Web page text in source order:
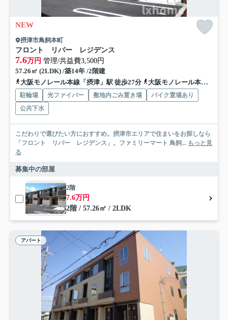
NEW
摂津市鳥飼本町
フロント リバー レジデンス
7.6万円 管理/共益費3,500円
57.26㎡ (2LDK) /築14年 /2階建
大阪モノレール本線「摂津」駅 徒歩27分
大阪モノレール本線「南摂津」駅 徒歩36分
駐輪場 光ファイバー 敷地内ごみ置き場
バイク置場あり
公共下水
こだわりで選びたい方におすすめ。摂津市エリアで住まいをお探しなら
「フロント リバー レジデンス」。ファミリーマート 鳥飼... もっと見
る
募集中の部屋
2階
7.6万円
2階 / 57.26㎡ / 2LDK
アパート